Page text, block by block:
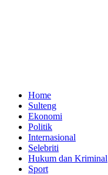
Home
Sulteng
Ekonomi
Politik
Internasional
Selebriti
Hukum dan Kriminal
Sport